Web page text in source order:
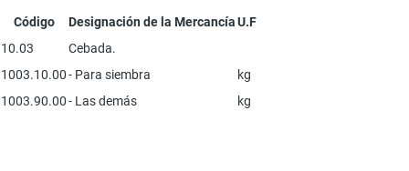
Código Designación de la MercancíaU.F
10.03
Cebada.
1003.10.00- Para siembra
kg
1003.90.00- Las demás kg